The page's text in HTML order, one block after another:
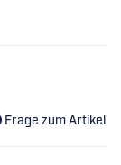
Frage zum Artikel